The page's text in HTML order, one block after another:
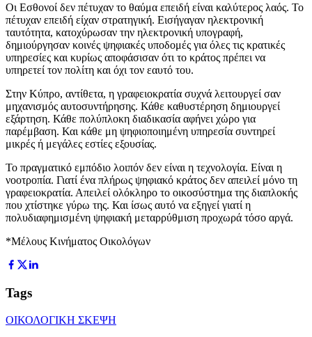
Οι Εσθονοί δεν πέτυχαν το θαύμα επειδή είναι καλύτερος λαός. Το
πέτυχαν επειδή είχαν στρατηγική. Εισήγαγαν ηλεκτρονική
ταυτότητα, κατοχύρωσαν την ηλεκτρονική υπογραφή,
δημιούργησαν κοινές ψηφιακές υποδομές για όλες τις κρατικές
υπηρεσίες και κυρίως αποφάσισαν ότι το κράτος πρέπει να
υπηρετεί τον πολίτη και όχι τον εαυτό του.
Στην Κύπρο, αντίθετα, η γραφειοκρατία συχνά λειτουργεί σαν
μηχανισμός αυτοσυντήρησης. Κάθε καθυστέρηση δημιουργεί
εξάρτηση. Κάθε πολύπλοκη διαδικασία αφήνει χώρο για
παρέμβαση. Και κάθε μη ψηφιοποιημένη υπηρεσία συντηρεί
μικρές ή μεγάλες εστίες εξουσίας.
Το πραγματικό εμπόδιο λοιπόν δεν είναι η τεχνολογία. Είναι η
νοοτροπία. Γιατί ένα πλήρως ψηφιακό κράτος δεν απειλεί μόνο τη
γραφειοκρατία. Απειλεί ολόκληρο το οικοσύστημα της διαπλοκής
που χτίστηκε γύρω της. Και ίσως αυτό να εξηγεί γιατί η
πολυδιαφημισμένη ψηφιακή μεταρρύθμιση προχωρά τόσο αργά.
*Μέλους Κινήματος Οικολόγων
Tags
ΟΙΚΟΛΟΓΙΚΗ ΣΚΕΨΗ